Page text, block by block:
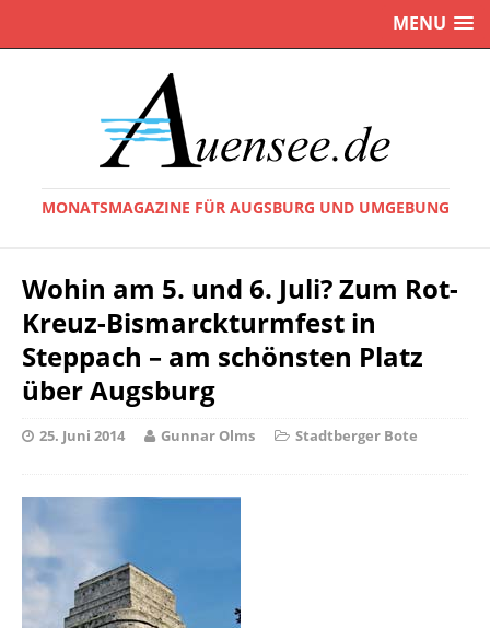
MENU
MONATSMAGAZINE FÜR AUGSBURG UND UMGEBUNG
Wohin am 5. und 6. Juli? Zum Rot-
Kreuz-Bismarckturmfest in
Steppach – am schönsten Platz
über Augsburg
25. Juni 2014 Gunnar Olms Stadtberger Bote